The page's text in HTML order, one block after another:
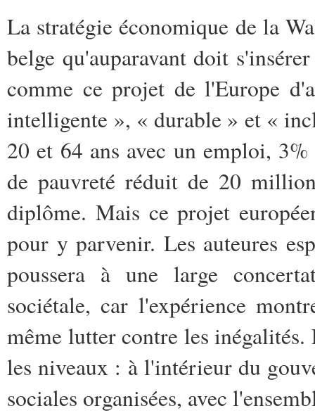
La stratégie économique de la
belge qu'auparavant doit
comme ce projet de l'Europe
intelligente », « durable » et «
20 et 64 ans avec un emploi,
de pauvreté réduit de 20
diplôme. Mais ce projet
pour y parvenir. Les auteures
poussera à une large
sociétale, car l'expérience
même lutter contre les
les niveaux : à l'intérieur du
sociales organisées, avec